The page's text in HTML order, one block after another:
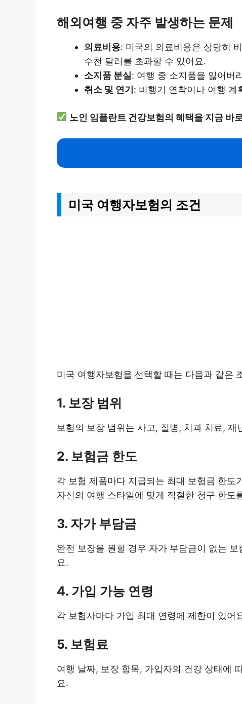
해외여행 중 자주 발생하는 문제
의료비용: 미국의 의료비용은 상당히
수천 달러를 초과할 수 있어요.
소지품 분실: 여행 중 소지품을 잃어버
취소 및 연기: 비행기 연착이나 여행 계
노인 임플란트 건강보험의 혜택을 지금 바
미국 여행자보험의 조건
미국 여행자보험을 선택할 때는 다음과 같은
1. 보장 범위
보험의 보장 범위는 사고, 질병, 치과 치료,
2. 보험금 한도
각 보험 제품마다 지급되는 최대 보험금 한
자신의 여행 스타일에 맞게 적절한 청구 한도
3. 자가 부담금
완전 보장을 원할 경우 자가 부담금이 없는
요.
4. 가입 가능 연령
각 보험사마다 가입 최대 연령에 제한이 있
5. 보험료
여행 날짜, 보장 항목, 가입자의 건강 상태에
요.